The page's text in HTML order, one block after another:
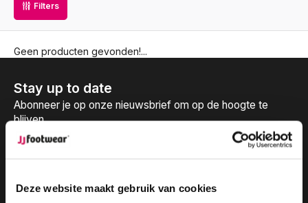
Deze website maakt gebruik van cookies
Filters
Geen producten gevonden!...
Stay up to date
Abonneer je op onze nieuwsbrief om op de hoogte te
blijven.